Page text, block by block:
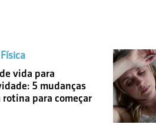
vida para
5 mudanças
rotina para começar